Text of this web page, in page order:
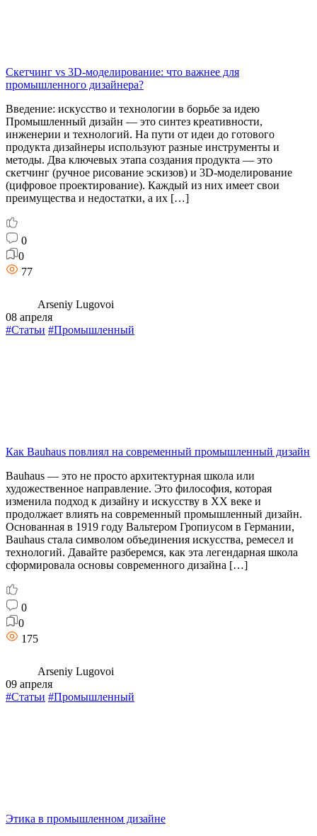
Скетчинг vs 3D-моделирование: что важнее для
промышленного дизайнера?
Введение: искусство и технологии в борьбе за идею
Промышленный дизайн — это синтез креативности,
инженерии и технологий. На пути от идеи до готового
продукта дизайнеры используют разные инструменты и
методы. Два ключевых этапа создания продукта — это
скетчинг (ручное рисование эскизов) и 3D-моделирование
(цифровое проектирование). Каждый из них имеет свои
преимущества и недостатки, а их […]
0
0
77
Arseniy Lugovoi
08 апреля
#Статьи #Промышленный
Как Bauhaus повлиял на современный промышленный дизайн
Bauhaus — это не просто архитектурная школа или
художественное направление. Это философия, которая
изменила подход к дизайну и искусству в XX веке и
продолжает влиять на современный промышленный дизайн.
Основанная в 1919 году Вальтером Гропиусом в Германии,
Bauhaus стала символом объединения искусства, ремесел и
технологий. Давайте разберемся, как эта легендарная школа
сформировала основы современного дизайна […]
0
0
175
Arseniy Lugovoi
09 апреля
#Статьи #Промышленный
Этика в промышленном дизайне